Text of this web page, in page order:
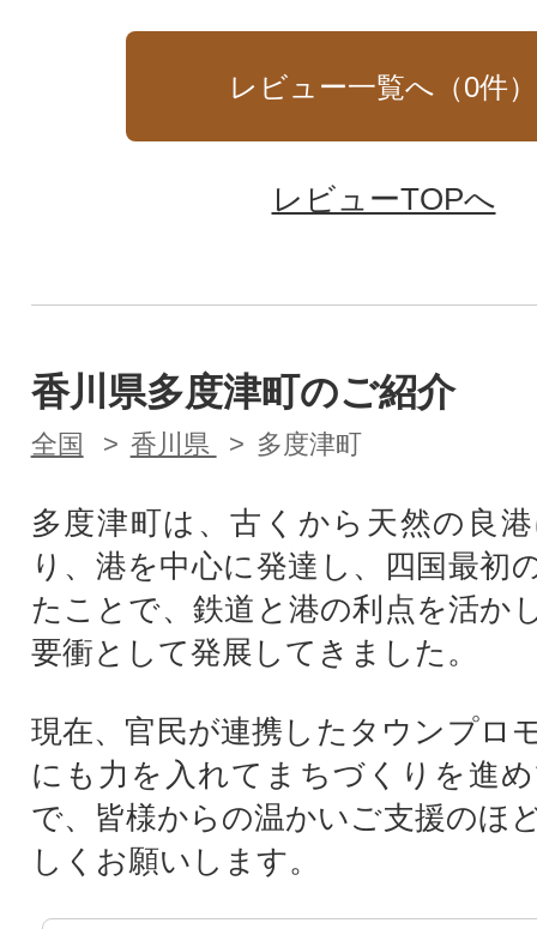
レビュー一覧へ（0件）
レビューTOPへ
香川県多度津町のご紹介
全国 香川県 多度津町
多度津町は、古くから天然の良
り、港を中心に発達し、四国最初
たことで、鉄道と港の利点を活か
要衝として発展してきました。
現在、官民が連携したタウンプロ
にも力を入れてまちづくりを進
で、皆様からの温かいご支援のほ
しくお願いします。